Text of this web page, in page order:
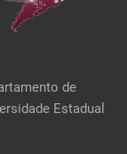
de
Estadual